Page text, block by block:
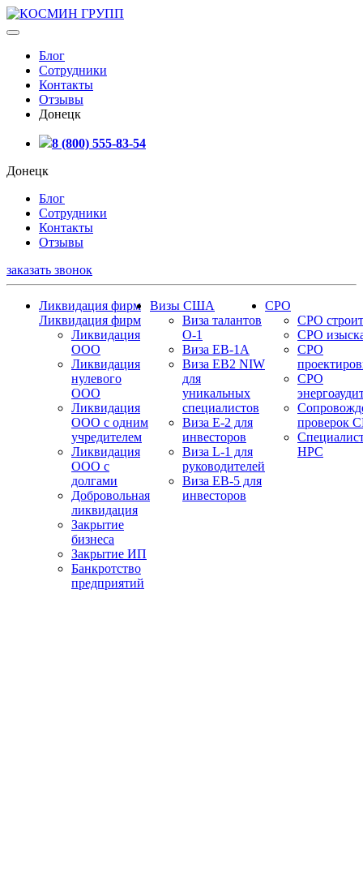
Блог
Сотрудники
Контакты
Отзывы
Донецк
8 (800) 555-83-54
Донецк
Блог
Сотрудники
Контакты
Отзывы
заказать звонок
Ликвидация фирм
Ликвидация фирм
Ликвидация
ООО
Ликвидация
нулевого
ООО
Ликвидация
ООО с одним
учредителем
Ликвидация
ООО с
долгами
Добровольная
ликвидация
Закрытие
бизнеса
Закрытие ИП
Банкротство
предприятий
Визы США
Виза талантов
О-1
Виза EB-1A
Виза EB2 NIW
для
уникальных
специалистов
Виза E-2 для
инвесторов
Виза L-1 для
руководителей
Виза EB-5 для
инвесторов
СРО
СРО
СРО
СРО
СРО
проверок
НРС